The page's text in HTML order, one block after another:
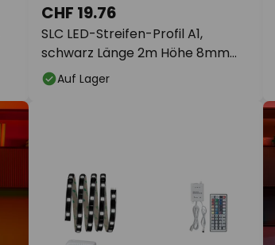
SLC LED-Streifen-Profil A1,
schwarz Länge 2m Höhe 8mm
Aufbau
CHF 19.76
Auf Lager